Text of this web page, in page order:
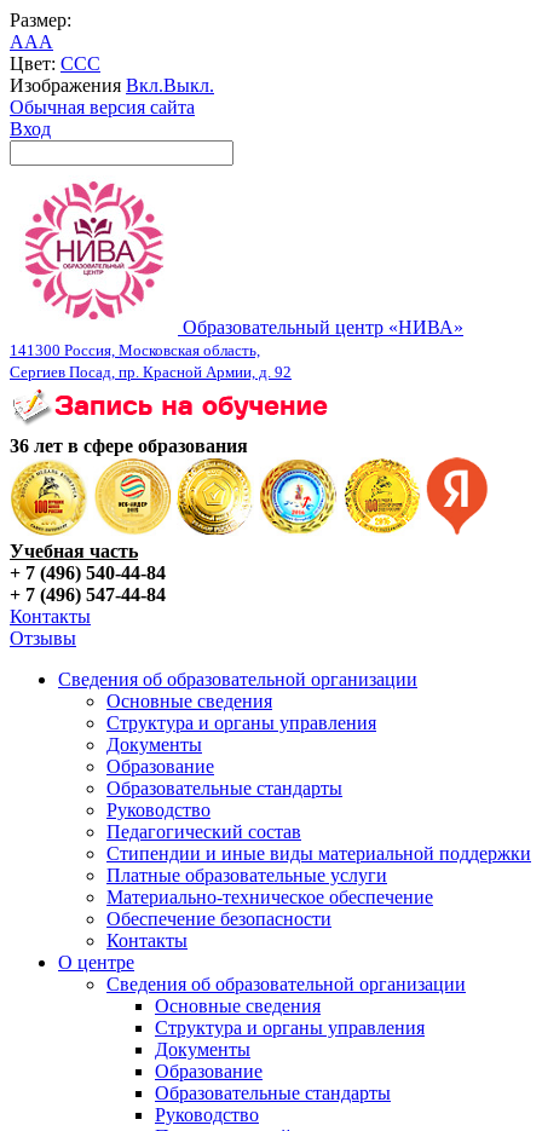
Размер:
AAA
Цвет: CCC
Изображения Вкл.Выкл.
Обычная версия сайта
Вход
Образовательный центр «НИВА»
141300 Россия, Московская область,
Сергиев Посад, пр. Красной Армии, д. 92
36 лет в сфере образования
Учебная часть
+ 7 (496) 540-44-84
+ 7 (496) 547-44-84
Контакты
Отзывы
Сведения об образовательной организации
Основные сведения
Структура и органы управления
Документы
Образование
Образовательные стандарты
Руководство
Педагогический состав
Стипендии и иные виды материальной поддержки
Платные образовательные услуги
Материально-техническое обеспечение
Обеспечение безопасности
Контакты
О центре
Сведения об образовательной организации
Основные сведения
Структура и органы управления
Документы
Образование
Образовательные стандарты
Руководство